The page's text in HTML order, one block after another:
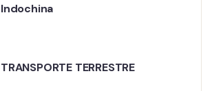
Indochina
TRANSPORTE TERRESTRE